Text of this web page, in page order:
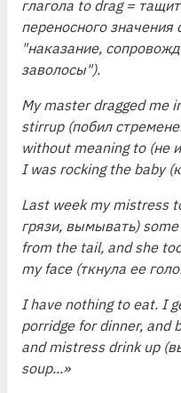
глагола to drag =
переносного
"наказание,
заволосы").
My master dragged me
stirrup (побил
without meaning to (не
I was rocking the baby
Last week my mistress
грязи, вымывать)
from the tail, and she
my face (ткнула ее
I have nothing to eat. I
porridge for dinner, and
and mistress drink up
soup...»